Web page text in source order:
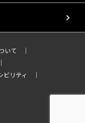
いて
ビリティ